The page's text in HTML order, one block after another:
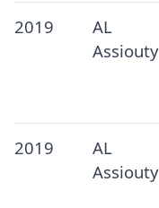
2019
AL
Assiouty
2019
AL
Assiouty